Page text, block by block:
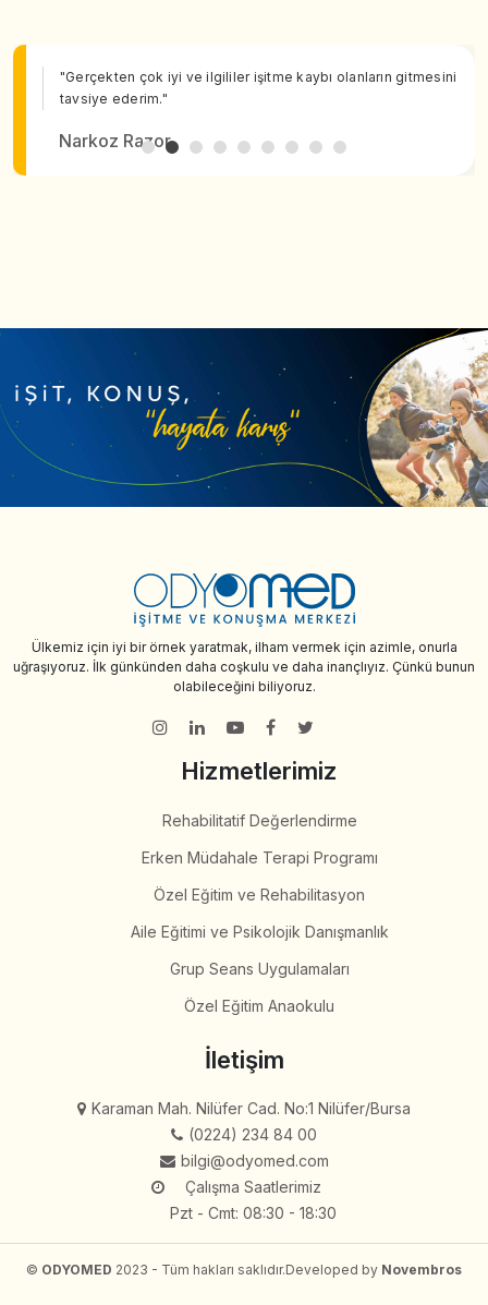
"Gerçekten çok iyi ve ilgililer işitme kaybı olanların gitmesini
tavsiye ederim."
Narkoz Razor
Ülkemiz için iyi bir örnek yaratmak, ilham vermek için azimle, onurla
uğraşıyoruz. İlk günkünden daha coşkulu ve daha inançlıyız. Çünkü bunun
olabileceğini biliyoruz.
Hizmetlerimiz
Rehabilitatif Değerlendirme
Erken Müdahale Terapi Programı
Özel Eğitim ve Rehabilitasyon
Aile Eğitimi ve Psikolojik Danışmanlık
Grup Seans Uygulamaları
Özel Eğitim Anaokulu
İletişim
Karaman Mah. Nilüfer Cad. No:1 Nilüfer/Bursa
(0224) 234 84 00
bilgi@odyomed.com
Çalışma Saatlerimiz
Pzt - Cmt: 08:30 - 18:30
© ODYOMED 2023 - Tüm hakları saklıdır.Developed by Novembros